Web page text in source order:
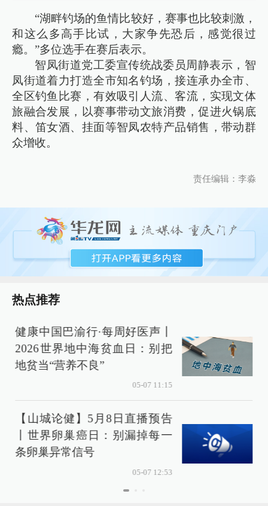
“湖畔钓场的鱼情比较好，赛事也比较刺激，
和这么多高手比试，大家争先恐后，感觉很过
瘾。”多位选手在赛后表示。
智凤街道党工委宣传统战委员周静表示，智
凤街道着力打造全市知名钓场，接连承办全市、
全区钓鱼比赛，有效吸引人流、客流，实现文体
旅融合发展，以赛事带动文旅消费，促进火锅底
料、笛女酒、挂面等智凤农特产品销售，带动群
众增收。
责任编辑：李淼
热点推荐
健康中国巴渝行·每周好医声丨
2026世界地中海贫血日：别把
地贫当“营养不良”
05-07 11:15
【山城论健】5月8日直播预告
丨世界卵巢癌日：别漏掉每一
条卵巢异常信号
05-07 12:53